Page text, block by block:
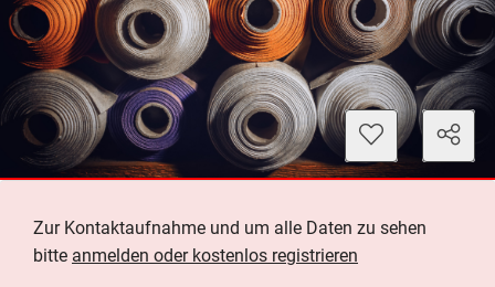
Zur Kontaktaufnahme und um alle Daten zu sehen
bitte anmelden oder kostenlos registrieren